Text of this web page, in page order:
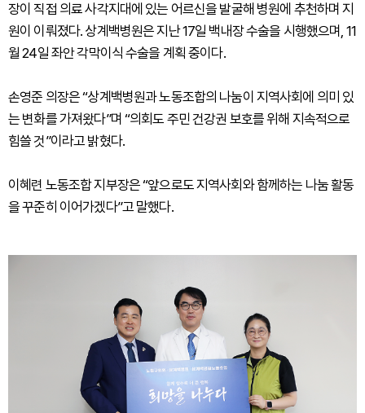
장이 직접 의료 사각지대에 있는 어르신을 발굴해 병원에 추천하며 지
원이 이뤄졌다. 상계백병원은 지난 17일 백내장 수술을 시행했으며, 11
월 24일 좌안 각막이식 수술을 계획 중이다.
손영준 의장은 “상계백병원과 노동조합의 나눔이 지역사회에 의미 있
는 변화를 가져왔다”며 “의회도 주민 건강권 보호를 위해 지속적으로
힘쓸 것”이라고 밝혔다.
이혜련 노동조합 지부장은 “앞으로도 지역사회와 함께하는 나눔 활동
을 꾸준히 이어가겠다”고 말했다.